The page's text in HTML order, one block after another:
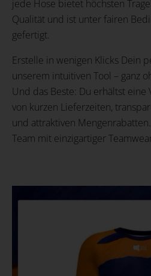
jede Hose bietet höchsten
Qualität und ist unter fairen
gefertigt.
Erstelle in wenigen Klicks Dein
unserem intuitiven Tool – ganz
Und das Beste: Du erhältst
von kurzen Lieferzeiten,
und attraktiven
Team mit einzigartiger